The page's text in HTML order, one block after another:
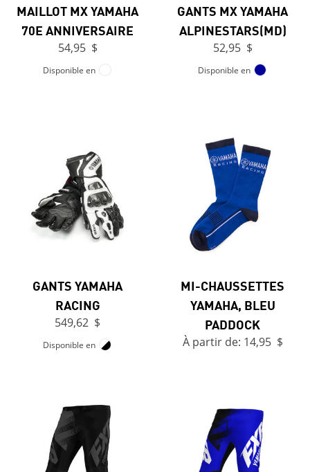
MAILLOT MX YAMAHA
70E ANNIVERSAIRE
54,95 $
Disponible en
GANTS MX YAMAHA
ALPINESTARS(MD)
52,95 $
Disponible en
GANTS YAMAHA
RACING
549,62 $
Disponible en
MI-CHAUSSETTES
YAMAHA, BLEU
PADDOCK
À partir de: 14,95 $